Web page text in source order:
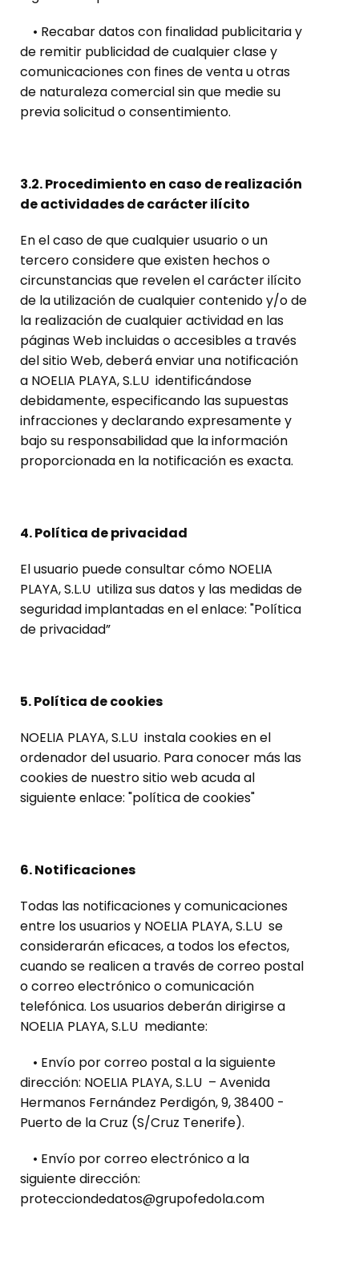
• Recabar datos con finalidad publicitaria y
de remitir publicidad de cualquier clase y
comunicaciones con fines de venta u otras
de naturaleza comercial sin que medie su
previa solicitud o consentimiento.
3.2. Procedimiento en caso de realización
de actividades de carácter ilícito
En el caso de que cualquier usuario o un
tercero considere que existen hechos o
circunstancias que revelen el carácter ilícito
de la utilización de cualquier contenido y/o de
la realización de cualquier actividad en las
páginas Web incluidas o accesibles a través
del sitio Web, deberá enviar una notificación
a NOELIA PLAYA, S.L.U identificándose
debidamente, especificando las supuestas
infracciones y declarando expresamente y
bajo su responsabilidad que la información
proporcionada en la notificación es exacta.
4. Política de privacidad
El usuario puede consultar cómo NOELIA
PLAYA, S.L.U utiliza sus datos y las medidas de
seguridad implantadas en el enlace: "Política
de privacidad”
5. Política de cookies
NOELIA PLAYA, S.L.U instala cookies en el
ordenador del usuario. Para conocer más las
cookies de nuestro sitio web acuda al
siguiente enlace: "política de cookies"
6. Notificaciones
Todas las notificaciones y comunicaciones
entre los usuarios y NOELIA PLAYA, S.L.U se
considerarán eficaces, a todos los efectos,
cuando se realicen a través de correo postal
o correo electrónico o comunicación
telefónica. Los usuarios deberán dirigirse a
NOELIA PLAYA, S.L.U mediante:
• Envío por correo postal a la siguiente
dirección: NOELIA PLAYA, S.L.U – Avenida
Hermanos Fernández Perdigón, 9, 38400 -
Puerto de la Cruz (S/Cruz Tenerife).
• Envío por correo electrónico a la
siguiente dirección:
protecciondedatos@grupofedola.com